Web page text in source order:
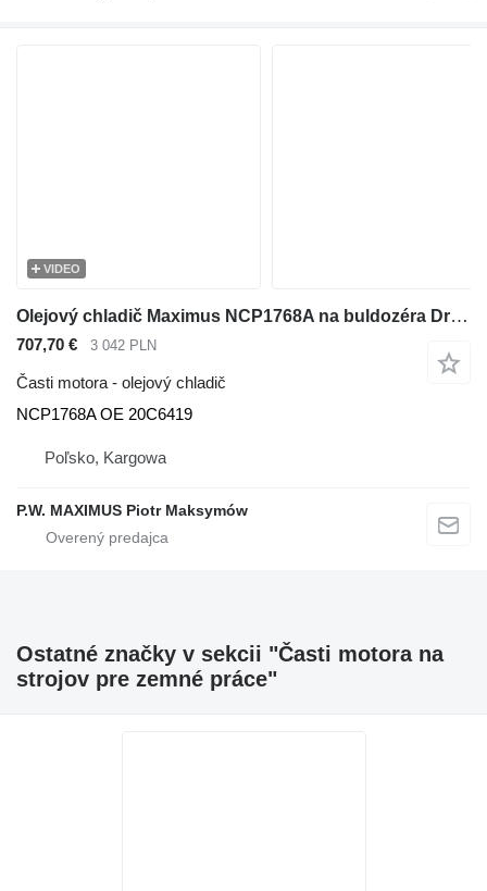
VIDEO
Olejový chladič Maximus NCP1768A na buldozéra Dressta TD-14R
707,70 € 3 042 PLN
Časti motora - olejový chladič
NCP1768A OE 20C6419
Poľsko, Kargowa
P.W. MAXIMUS Piotr Maksymów
Ostatné značky v sekcii "Časti motora na
strojov pre zemné práce"